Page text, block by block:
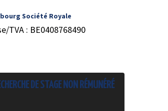
Société Royale
TVA : BE0408768490
DE STAGE NON RÉMUNÉRÉ